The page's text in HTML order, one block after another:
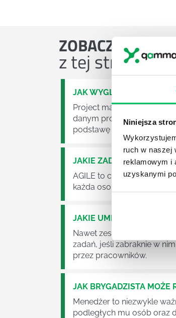
Niniejsza
ruch w naszej
reklamowym i
uzyskanymi
ZOBACZ
z tej strefy
JAK WYGLĄDA PRACA
Project management (czyli
danym projektem założeń.
podstawę działalności
JAKIE ZADANIA MUSZĄ
AGILE to coraz
każda osoba zatrudniona w
JAKIE UMIEJĘTNOŚCI
Nawet zespół złożony z
zadań, jeśli zabraknie w
przez pracowników.
JAK BRYGADZISTA MOŻE
Menedżer to niezwykle
podległych mu osób oraz